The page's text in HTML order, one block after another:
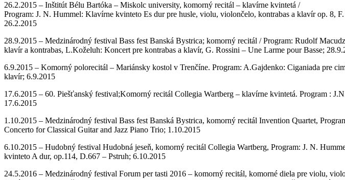
26.2.2015 – Inštitút Bélu Bartóka – Miskolc university, komorný recitál – klavírne kvintetá /
Program: J. N. Hummel: Klavírne kvinteto Es dur pre husle, violu, violončelo, kontrabas a klavír op. 8,
26.2.2015
28.9.2015 – Medzinárodný festival Bass fest Banská Bystrica; komorný recitál / Program: Rudolf
klavír a kontrabas, L.Koželuh: Koncert pre kontrabas a klavír, G. Rossini – Une Larme pour Basse;
6.9.2015 – Komorný polorecitál – Mariánsky kostol v Trenčíne. Program: A.Gajdenko: Ciganiada pre
klavír; 6.9.2015
17.6.2015 – 60. Piešťanský festival;Komorný recitál Collegia Wartberg – klavírne kvintetá. Program :
17.6.2015
1.10.2015 – Medzinárodný festival Bass fest Banská Bystrica, komorný recitál Invention Quartet,
Concerto for Classical Guitar and Jazz Piano Trio; 1.10.2015
6.10.2015 – Hudobný festival Hudobná jeseň, komorný recitál Collegia Wartberg, Program: J. N.
kvinteto A dur, op.114, D.667 – Pstruh; 6.10.2015
24.5.2016 – Medzinárodný festival Forum per tasti 2016 – komorný recitál, komorné diela pre violu,